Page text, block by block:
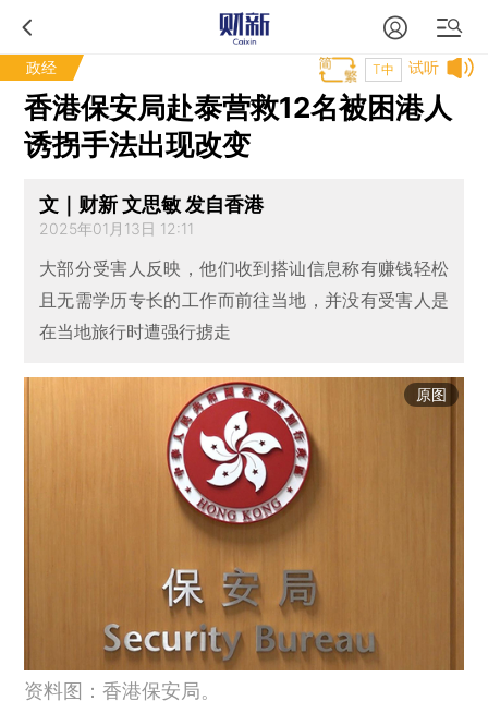
政经 试听
T中
香港保安局赴泰营救12名被困港人
诱拐手法出现改变
文｜财新 文思敏 发自香港
2025年01月13日 12:11
大部分受害人反映，他们收到搭讪信息称有赚钱轻松
且无需学历专长的工作而前往当地，并没有受害人是
在当地旅行时遭强行掳走
原图
资料图：香港保安局。